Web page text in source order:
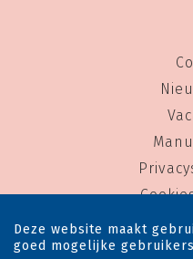
Deze website maakt
goed mogelijke